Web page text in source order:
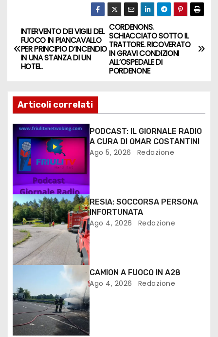
CORDENONS.
SCHIACCIATO SOTTO IL
TRATTORE. RICOVERATO
IN GRAVI CONDIZIONI
ALL’OSPEDALE DI
PORDENONE
INTERVENTO DEI VIGILI DEL
FUOCO IN PIANCAVALLO
PER PRINCIPIO D’INCENDIO
IN UNA STANZA DI UN
HOTEL.
Articoli correlati
PODCAST: IL GIORNALE RADIO
A CURA DI OMAR COSTANTINI
Ago 5, 2026 Redazione
RESIA: SOCCORSA PERSONA
INFORTUNATA
Ago 4, 2026 Redazione
CAMION A FUOCO IN A28
Ago 4, 2026 Redazione